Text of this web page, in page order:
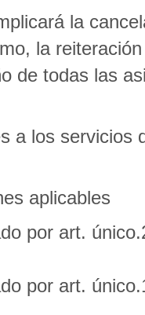
la
la
de todas las
a los
aplicables
por art.
por art.